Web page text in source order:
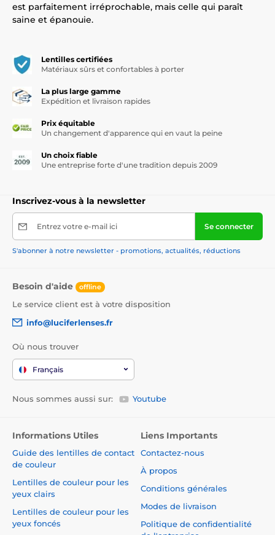
est parfaitement irréprochable, mais celle qui paraît
saine et épanouie.
Lentilles certifiées
Matériaux sûrs et confortables à porter
La plus large gamme
Expédition et livraison rapides
Prix équitable
Un changement d'apparence qui en vaut la peine
Un choix fiable
Une entreprise forte d'une tradition depuis 2009
Inscrivez-vous à la newsletter
Entrez votre e-mail ici Se connecter
S'abonner à notre newsletter - promotions, actualités, réductions
Besoin d'aide offline
Le service client est à votre disposition
info@luciferlenses.fr
Où nous trouver
Français
Nous sommes aussi sur: Youtube
Informations Utiles
Guide des lentilles de contact
de couleur
Lentilles de couleur pour les
yeux clairs
Lentilles de couleur pour les
yeux foncés
Liens Importants
Contactez-nous
À propos
Conditions générales
Modes de livraison
Politique de confidentialité